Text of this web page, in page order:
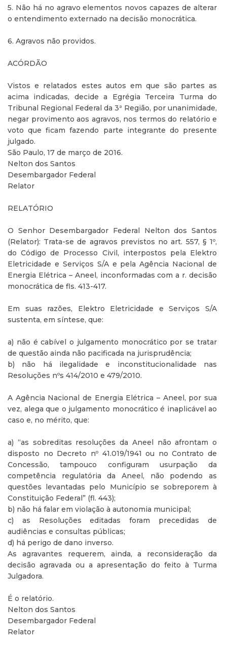
5. Não há no agravo elementos novos capazes de alterar
o entendimento externado na decisão monocrática.
6. Agravos não providos.
ACÓRDÃO
Vistos e relatados estes autos em que são partes as
acima indicadas, decide a Egrégia Terceira Turma do
Tribunal Regional Federal da 3ª Região, por unanimidade,
negar provimento aos agravos, nos termos do relatório e
voto que ficam fazendo parte integrante do presente
julgado.
São Paulo, 17 de março de 2016.
Nelton dos Santos
Desembargador Federal
Relator
RELATÓRIO
O Senhor Desembargador Federal Nelton dos Santos
(Relator): Trata-se de agravos previstos no art. 557, § 1º,
do Código de Processo Civil, interpostos pela Elektro
Eletricidade e Serviços S/A e pela Agência Nacional de
Energia Elétrica – Aneel, inconformadas com a r. decisão
monocrática de fls. 413-417.
Em suas razões, Elektro Eletricidade e Serviços S/A
sustenta, em síntese, que:
a) não é cabível o julgamento monocrático por se tratar
de questão ainda não pacificada na jurisprudência;
b) não há ilegalidade e inconstitucionalidade nas
Resoluções nºs 414/2010 e 479/2010.
A Agência Nacional de Energia Elétrica – Aneel, por sua
vez, alega que o julgamento monocrático é inaplicável ao
caso e, no mérito, que:
a) “as sobreditas resoluções da Aneel não afrontam o
disposto no Decreto nº 41.019/1941 ou no Contrato de
Concessão, tampouco configuram usurpação da
competência regulatória da Aneel, não podendo as
questões levantadas pelo Município se sobreporem à
Constituição Federal” (fl. 443);
b) não há falar em violação à autonomia municipal;
c) as Resoluções editadas foram precedidas de
audiências e consultas públicas;
d) há perigo de dano inverso.
As agravantes requerem, ainda, a reconsideração da
decisão agravada ou a apresentação do feito à Turma
Julgadora.
É o relatório.
Nelton dos Santos
Desembargador Federal
Relator